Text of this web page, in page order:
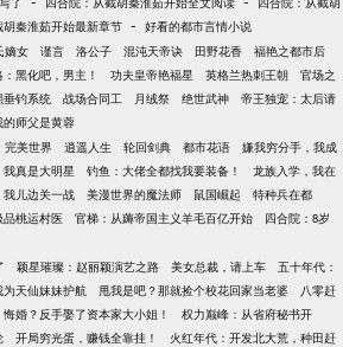
人设计，> 翌日，站在教堂内。闺蜜却突然
，撕开她身上的婚纱。 面对那一身青青紫紫
身为伴郎的‘小叔’一脸鄙夷，讽她不知廉耻。
泪。丢了头纱，转身离去。若他知道，这一
是他自己一手造就的，会不会也骂自己无
几年后，带着孩子重新回到这个城市。
，当年名望展家竟没落隐去。曾经的准新郎
人世，连同他也消失不见。 可没想到，以为
再见的人，竟还会再遇。 ………… 他不断的
只为报仇。而后来，为什么又突然说要爱
娶她？ 她傻傻的信了，却不想…… 宣布婚讯的
竟挽着另外一个女人出现。 ………… 豆子是
望大家多多疼爱。【收藏】+【推荐】
胡秦淮茹开始最新章节 - 好看的都市言情小说
嫡女 谨言 洛公子 混沌天帝诀 田野花香
福艳之都市后
黑化吧，男主！ 功夫皇帝艳福星 英格兰热刺王朝
官场之
垂钓系统 战场合同工 月绒祭 绝世武神
帝王独宠：太后请
的师父是黄蓉
完美世界 逍遥人生 轮回剑典 都市花语
嫌我穷分手，我成
我真是大明星 钓鱼：大佬全都找我要装备！
龙族入学，我在
儿边关一战 美漫世界的魔法师 鼠国崛起
特种兵在都
品桃运村医 官梯：从薅帝国主义羊毛百亿开始
四合院：8岁
颖星璀璨：赵丽颖演艺之路 美女总裁，请上车
五十年代：
为天仙妹妹护航 甩我是吧？那就捡个校花回家当老婆
八零赶
悔婚？反手娶了资本家大小姐！
权力巅峰：从省府秘书开
开局穷光蛋，赚钱全靠挂！
火红年代：开发北大荒，种田赶